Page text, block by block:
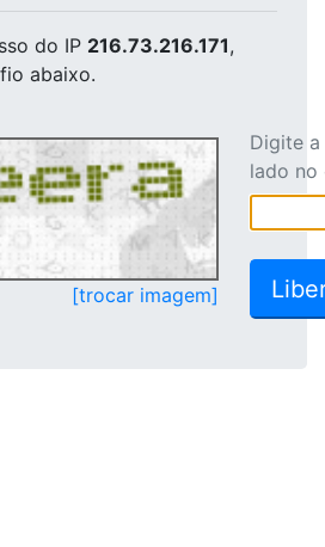
do IP 216.73.216.171,
abaixo.
[trocar imagem]
Digite
lado no